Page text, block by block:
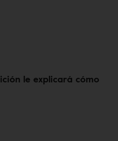
le explicará cómo